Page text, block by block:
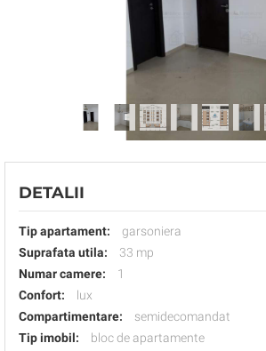
DETALII
Tip apartament:
garsoniera
Suprafata utila:
33 mp
Numar camere:
1
Confort:
lux
Compartimentare:
semidecomandat
Tip imobil:
bloc de apartamente